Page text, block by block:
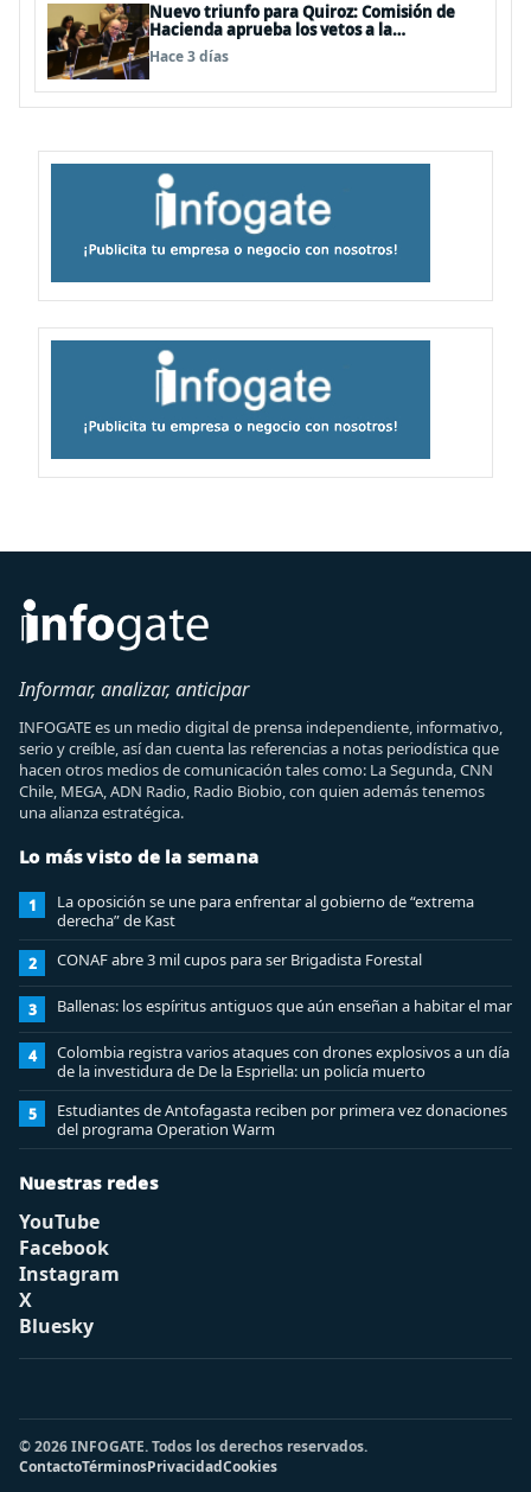
Nuevo triunfo para Quiroz: Comisión de
Hacienda aprueba los vetos a la
Megarreforma
Hace 3 días
Informar, analizar, anticipar
INFOGATE es un medio digital de prensa independiente, informativo,
serio y creíble, así dan cuenta las referencias a notas periodística que
hacen otros medios de comunicación tales como: La Segunda, CNN
Chile, MEGA, ADN Radio, Radio Biobio, con quien además tenemos
una alianza estratégica.
Lo más visto de la semana
1
La oposición se une para enfrentar al gobierno de “extrema
derecha” de Kast
2 CONAF abre 3 mil cupos para ser Brigadista Forestal
3 Ballenas: los espíritus antiguos que aún enseñan a habitar el mar
4
Colombia registra varios ataques con drones explosivos a un día
de la investidura de De la Espriella: un policía muerto
5
Estudiantes de Antofagasta reciben por primera vez donaciones
del programa Operation Warm
Nuestras redes
YouTube
Facebook
Instagram
X
Bluesky
© 2026 INFOGATE. Todos los derechos reservados.
ContactoTérminosPrivacidadCookies